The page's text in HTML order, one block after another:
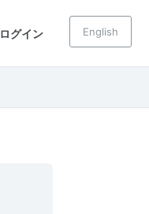
ログイン English